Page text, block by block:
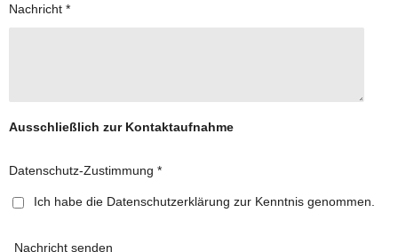
Nachricht *
Ausschließlich zur Kontaktaufnahme
Datenschutz-Zustimmung *
Ich habe die Datenschutzerklärung zur Kenntnis genommen.
Nachricht senden